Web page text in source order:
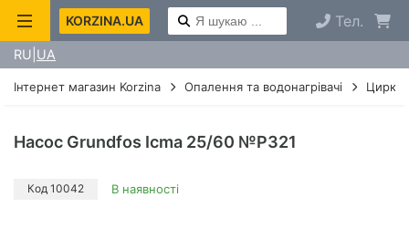
KORZINA.UA Тел.
RU UA
Інтернет магазин Korzina Опалення та водонагрівачі
Насос Grundfos Icma 25/60 №P321
Код 10042 В наявності